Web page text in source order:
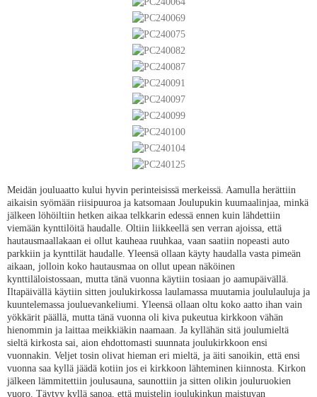
Meidän jouluaatto kului hyvin perinteisissä merkeissä. Aamulla herättiin
aikaisin syömään riisipuuroa ja katsomaan Joulupukin kuumaalinjaa, minkä
jälkeen löhöiltiin hetken aikaa telkkarin edessä ennen kuin lähdettiin
viemään kynttilöitä haudalle. Oltiin liikkeellä sen verran ajoissa, että
hautausmaallakaan ei ollut kauheaa ruuhkaa, vaan saatiin nopeasti auto
parkkiin ja kynttilät haudalle. Yleensä ollaan käyty haudalla vasta pimeän
aikaan, jolloin koko hautausmaa on ollut upean näköinen
kynttiläloistossaan, mutta tänä vuonna käytiin tosiaan jo aamupäivällä.
Iltapäivällä käytiin sitten joulukirkossa laulamassa muutamia joululauluja ja
kuuntelemassa jouluevankeliumi. Yleensä ollaan oltu koko aatto ihan vain
yökkärit päällä, mutta tänä vuonna oli kiva pukeutua kirkkoon vähän
hienommin ja laittaa meikkiäkin naamaan. Ja kyllähän sitä joulumieltä
sieltä kirkosta sai, aion ehdottomasti suunnata joulukirkkoon ensi
vuonnakin. Veljet tosin olivat hieman eri mieltä, ja äiti sanoikin, että ensi
vuonna saa kyllä jäädä kotiin jos ei kirkkoon lähteminen kiinnosta. Kirkon
jälkeen lämmitettiin joulusauna, saunottiin ja sitten olikin jouluruokien
vuoro. Täytyy kyllä sanoa, että muistelin joulukinkun maistuvan